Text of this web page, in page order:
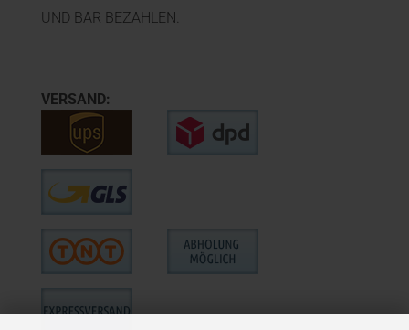
UND BAR BEZAHLEN.
VERSAND: